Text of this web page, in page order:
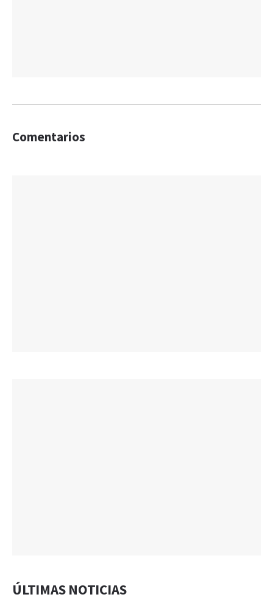
Comentarios
ÚLTIMAS NOTICIAS